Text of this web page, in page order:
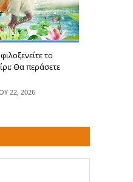
το
Θα περάσετε
22, 2026